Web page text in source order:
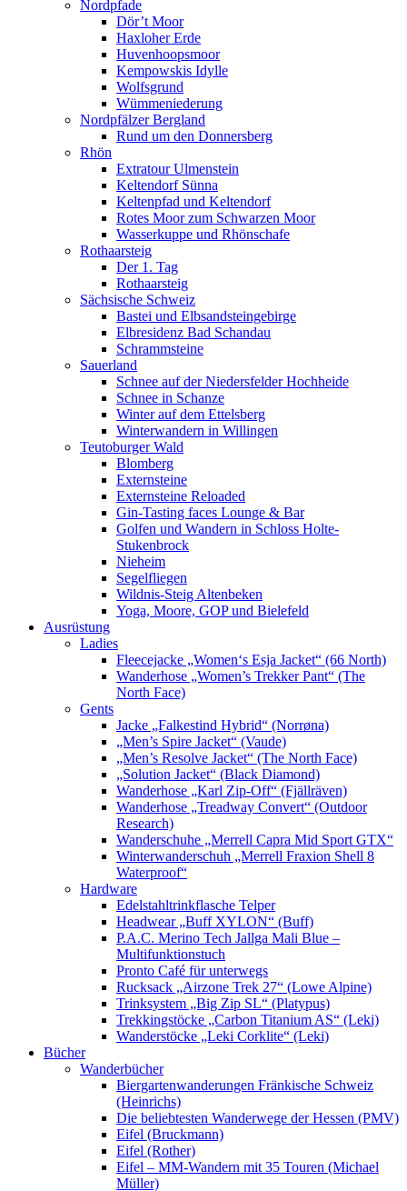
Nordpfade
Dör’t Moor
Haxloher Erde
Huvenhoopsmoor
Kempowskis Idylle
Wolfsgrund
Wümmeniederung
Nordpfälzer Bergland
Rund um den Donnersberg
Rhön
Extratour Ulmenstein
Keltendorf Sünna
Keltenpfad und Keltendorf
Rotes Moor zum Schwarzen Moor
Wasserkuppe und Rhönschafe
Rothaarsteig
Der 1. Tag
Rothaarsteig
Sächsische Schweiz
Bastei und Elbsandsteingebirge
Elbresidenz Bad Schandau
Schrammsteine
Sauerland
Schnee auf der Niedersfelder Hochheide
Schnee in Schanze
Winter auf dem Ettelsberg
Winterwandern in Willingen
Teutoburger Wald
Blomberg
Externsteine
Externsteine Reloaded
Gin-Tasting faces Lounge & Bar
Golfen und Wandern in Schloss Holte-
Stukenbrock
Nieheim
Segelfliegen
Wildnis-Steig Altenbeken
Yoga, Moore, GOP und Bielefeld
Ausrüstung
Ladies
Fleecejacke „Women‘s Esja Jacket“ (66 North)
Wanderhose „Women’s Trekker Pant“ (The
North Face)
Gents
Jacke „Falkestind Hybrid“ (Norrøna)
„Men’s Spire Jacket“ (Vaude)
„Men’s Resolve Jacket“ (The North Face)
„Solution Jacket“ (Black Diamond)
Wanderhose „Karl Zip-Off“ (Fjällräven)
Wanderhose „Treadway Convert“ (Outdoor
Research)
Wanderschuhe „Merrell Capra Mid Sport GTX“
Winterwanderschuh „Merrell Fraxion Shell 8
Waterproof“
Hardware
Edelstahltrinkflasche Telper
Headwear „Buff XYLON“ (Buff)
P.A.C. Merino Tech Jallga Mali Blue –
Multifunktionstuch
Pronto Café für unterwegs
Rucksack „Airzone Trek 27“ (Lowe Alpine)
Trinksystem „Big Zip SL“ (Platypus)
Trekkingstöcke „Carbon Titanium AS“ (Leki)
Wanderstöcke „Leki Corklite“ (Leki)
Bücher
Wanderbücher
Biergartenwanderungen Fränkische Schweiz
(Heinrichs)
Die beliebtesten Wanderwege der Hessen (PMV)
Eifel (Bruckmann)
Eifel (Rother)
Eifel – MM-Wandern mit 35 Touren (Michael
Müller)